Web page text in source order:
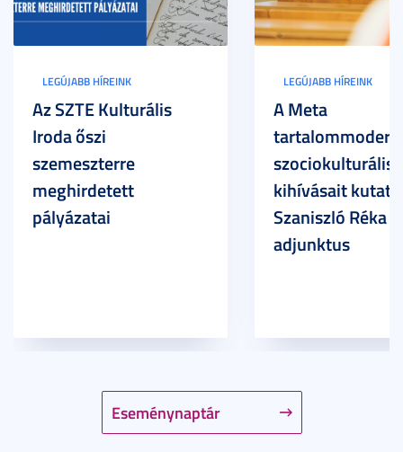
Eseménynaptár
LEGÚJABB HÍREINK
Az SZTE Kulturális
Iroda őszi
szemeszterre
meghirdetett
pályázatai
LEGÚJABB HÍREINK
A Meta
szociokulturális
kihívásait
Szaniszló Réka
adjunktus